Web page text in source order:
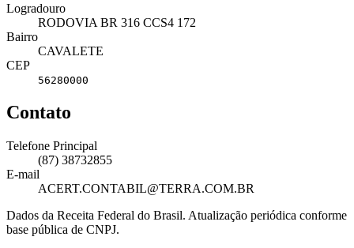
Logradouro
RODOVIA BR 316 CCS4 172
Bairro
CAVALETE
CEP
56280000
Contato
Telefone Principal
(87) 38732855
E-mail
ACERT.CONTABIL@TERRA.COM.BR
Dados da Receita Federal do Brasil. Atualização periódica conforme
base pública de CNPJ.